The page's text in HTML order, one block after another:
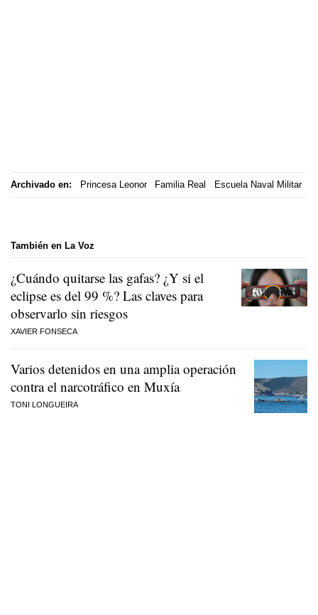
Archivado en: Princesa Leonor Familia Real Escuela Naval Militar
También en La Voz
¿Cuándo quitarse las gafas? ¿Y si el
eclipse es del 99 %? Las claves para
observarlo sin riesgos
XAVIER FONSECA
Varios detenidos en una amplia operación
contra el narcotráfico en Muxía
TONI LONGUEIRA